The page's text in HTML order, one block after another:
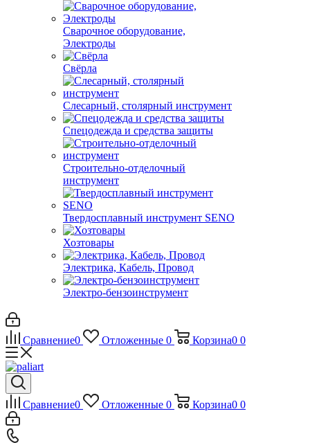
Сварочное оборудование,
Электроды
Свёрла
Слесарный, столярный инструмент
Спецодежда и средства защиты
Строительно-отделочный
инструмент
Твердосплавный инструмент SENO
Хозтовары
Электрика, Кабель, Провод
Электро-бензоинструмент
Сравнение0 Отложенные 0 Корзина0 0
Сравнение0 Отложенные 0 Корзина0 0